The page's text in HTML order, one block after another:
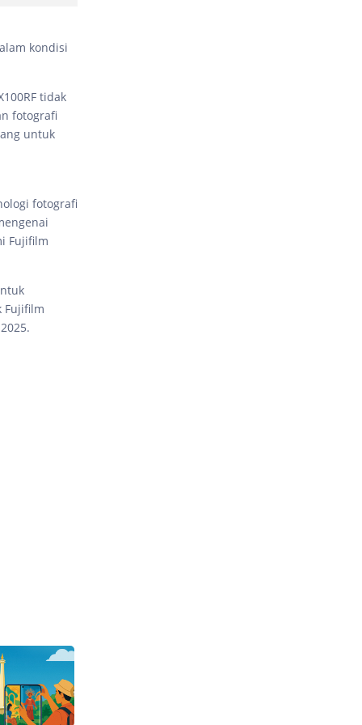
kondisi
tidak
fotografi
untuk
fotografi
Fujifilm
Fujifilm